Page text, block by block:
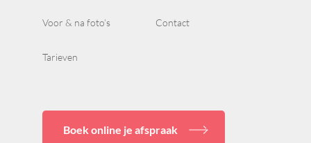
Voor & na foto’s Contact
Tarieven
Boek online je afspraak